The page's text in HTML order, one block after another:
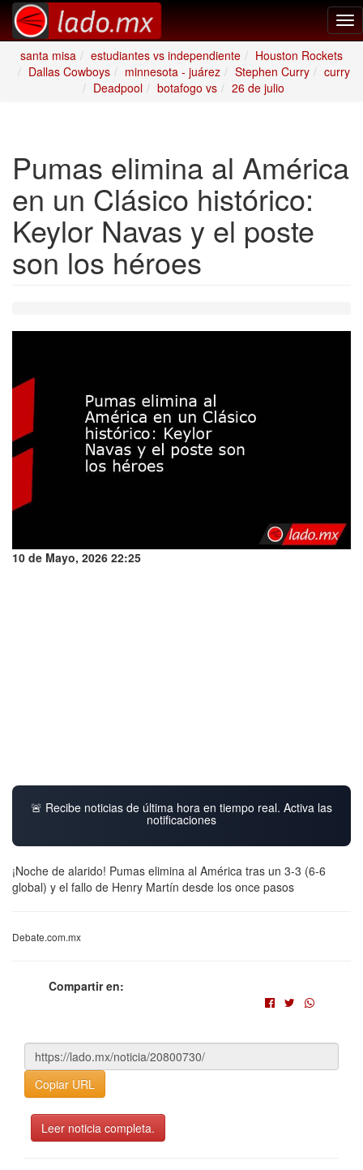
santa misa
estudiantes vs independiente
Houston Rockets
Dallas Cowboys
minnesota - juárez Stephen Curry
curry
Deadpool
botafogo vs 26 de julio
Pumas elimina al América
en un Clásico histórico:
Keylor Navas y el poste
son los héroes
10 de Mayo, 2026 22:25
🚨 Recibe noticias de última hora en tiempo real. Activa las
notificaciones
¡Noche de alarido! Pumas elimina al América tras un 3-3 (6-6
global) y el fallo de Henry Martín desde los once pasos
Debate.com.mx
Compartir en:
Copiar URL
Leer noticia completa.